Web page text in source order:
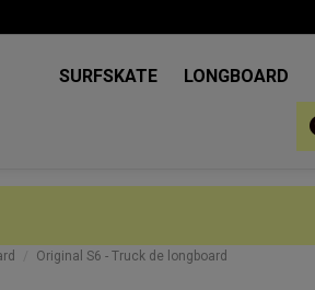
SURFSKATE LONGBOARD
Original S6 - Truck de longboard